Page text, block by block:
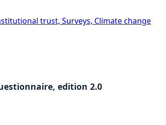
trust, Surveys, Climate change
edition 2.0